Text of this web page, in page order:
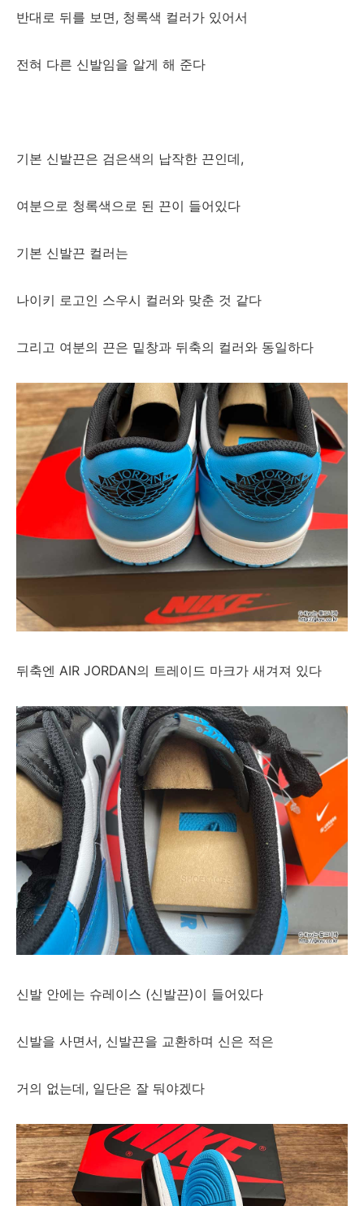
반대로 뒤를 보면, 청록색 컬러가 있어서
전혀 다른 신발임을 알게 해 준다
기본 신발끈은 검은색의 납작한 끈인데,
여분으로 청록색으로 된 끈이 들어있다
기본 신발끈 컬러는
나이키 로고인 스우시 컬러와 맞춘 것 같다
그리고 여분의 끈은 밑창과 뒤축의 컬러와 동일하다
뒤축엔 AIR JORDAN의 트레이드 마크가 새겨져 있다
신발 안에는 슈레이스 (신발끈)이 들어있다
신발을 사면서, 신발끈을 교환하며 신은 적은
거의 없는데, 일단은 잘 둬야겠다